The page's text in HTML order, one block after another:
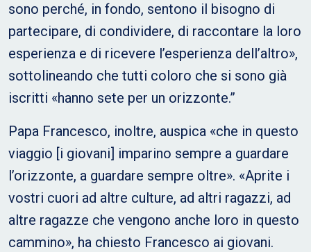
sono perché, in fondo, sentono il bisogno di
partecipare, di condividere, di raccontare la loro
esperienza e di ricevere l’esperienza dell’altro»,
sottolineando che tutti coloro che si sono già
iscritti «hanno sete per un orizzonte.”
Papa Francesco, inoltre, auspica «che in questo
viaggio [i giovani] imparino sempre a guardare
l’orizzonte, a guardare sempre oltre». «Aprite i
vostri cuori ad altre culture, ad altri ragazzi, ad
altre ragazze che vengono anche loro in questo
cammino», ha chiesto Francesco ai giovani.